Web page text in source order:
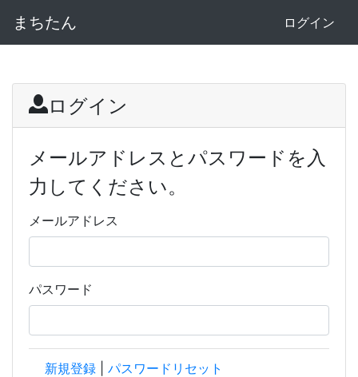
まちたん ログイン
ログイン
メールアドレスとパスワードを入
力してください。
メールアドレス
パスワード
新規登録 パスワードリセット